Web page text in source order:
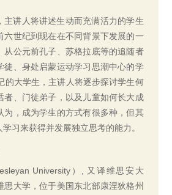
主讲人将讲述生动而充满活力的学生
六世纪到现在在不同背景下发展的一
从公元前孔子、苏格拉底等的追随者
徒、身处启蒙运动学习思潮中心的学
的大学生，主讲人将逐步探讨学生何
者、门徒弟子，以及儿童如何长大成
为，成为学生的方式有很多种，但其
习来获得并发展独立思考的能力。
University）, 又译维思安大
思大学，位于美国东北部康涅狄格州